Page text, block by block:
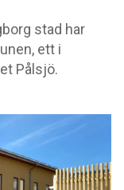
stad har
ett i
Pålsjö.